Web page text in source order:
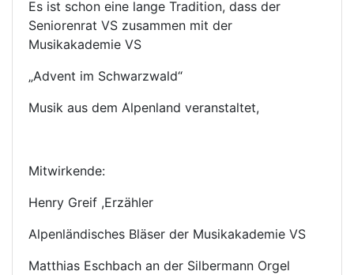
Es ist schon eine lange Tradition, dass der
Seniorenrat VS zusammen mit der
Musikakademie VS
„Advent im Schwarzwald“
Musik aus dem Alpenland veranstaltet,
Mitwirkende:
Henry Greif ,Erzähler
Alpenländisches Bläser der Musikakademie VS
Matthias Eschbach an der Silbermann Orgel